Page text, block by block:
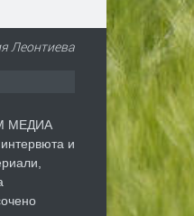
Леонтиева
МЕДИА
и